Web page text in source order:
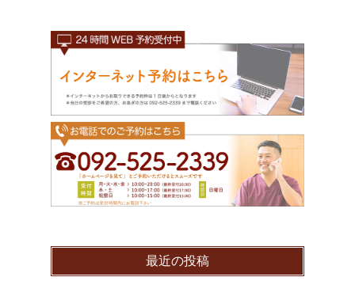
最近の投稿